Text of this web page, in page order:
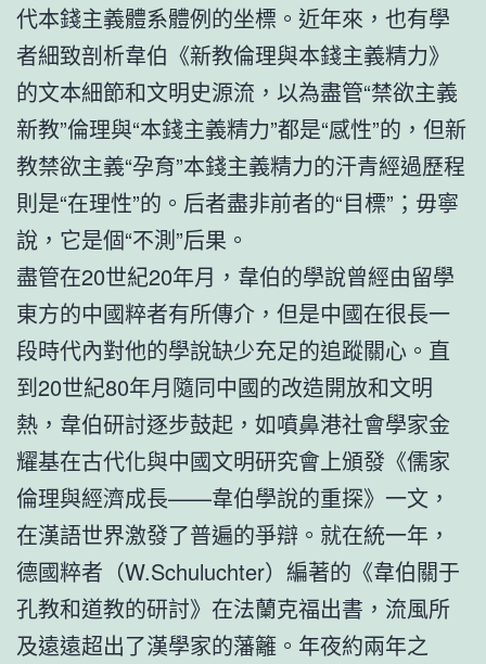
代本錢主義體系體例的坐標。近年來，也有學
者細致剖析韋伯《新教倫理與本錢主義精力》
的文本細節和文明史源流，以為盡管“禁欲主義
新教”倫理與“本錢主義精力”都是“感性”的，但新
教禁欲主義“孕育”本錢主義精力的汗青經過歷程
則是“在理性”的。后者盡非前者的“目標”；毋寧
說，它是個“不測”后果。
盡管在20世紀20年月，韋伯的學說曾經由留學
東方的中國粹者有所傳介，但是中國在很長一
段時代內對他的學說缺少充足的追蹤關心。直
到20世紀80年月隨同中國的改造開放和文明
熱，韋伯研討逐步鼓起，如噴鼻港社會學家金
耀基在古代化與中國文明研究會上頒發《儒家
倫理與經濟成長——韋伯學說的重探》一文，
在漢語世界激發了普遍的爭辯。就在統一年，
德國粹者（W.Schuluchter）編著的《韋伯關于
孔教和道教的研討》在法蘭克福出書，流風所
及遠遠超出了漢學家的藩籬。年夜約兩年之